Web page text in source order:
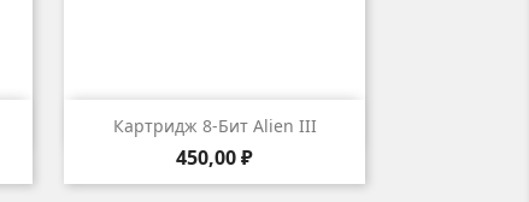
Картридж 8-Бит Alien III
Цена
450,00 ₽
 Быстрый просмотр